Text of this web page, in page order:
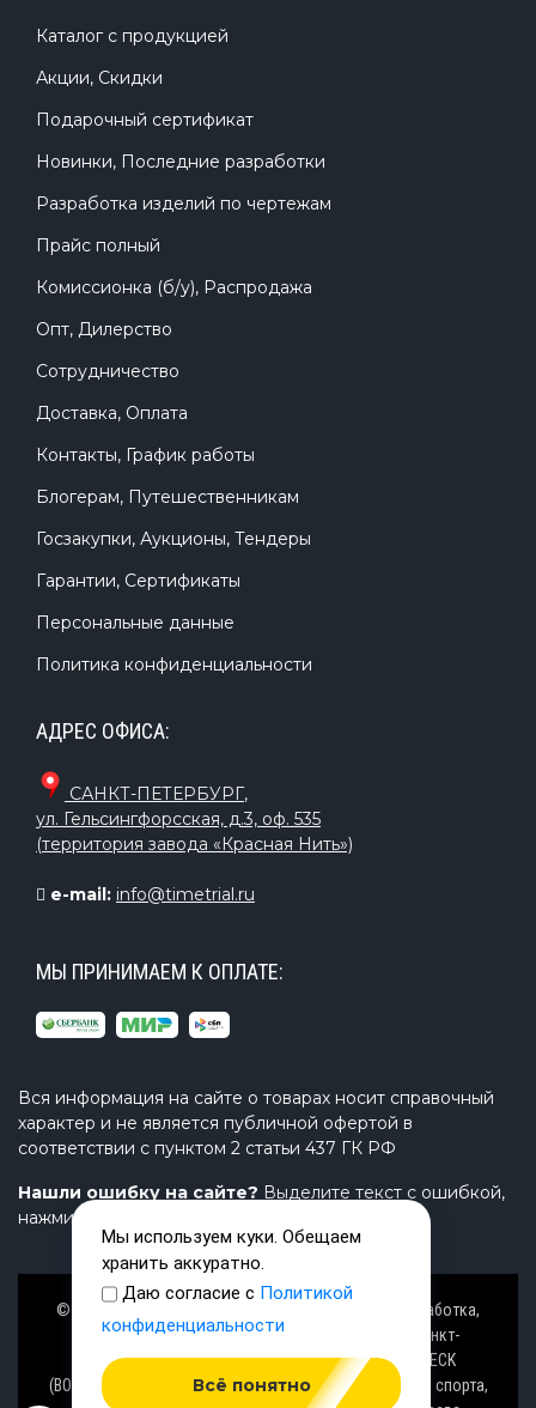
Каталог с продукцией
Акции, Скидки
Подарочный сертификат
Новинки, Последние разработки
Разработка изделий по чертежам
Прайс полный
Комиссионка (б/у), Распродажа
Опт, Дилерство
Сотрудничество
Доставка, Оплата
Контакты, График работы
Блогерам, Путешественникам
Госзакупки, Аукционы, Тендеры
Гарантии, Сертификаты
Персональные данные
Политика конфиденциальности
АДРЕС ОФИСА:
САНКТ-ПЕТЕРБУРГ,
ул. Гельсингфорсская, д.3, оф. 535
(территория завода «Красная Нить»)
e-mail: info@timetrial.ru
МЫ ПРИНИМАЕМ К ОПЛАТЕ:
Вся информация на сайте о товарах носит справочный
характер и не является публичной офертой в
соответствии с пунктом 2 статьи 437 ГК РФ
Нашли ошибку на сайте? Выделите текст с ошибкой,
нажмите Ctrl+Enter и напишите нам.
© Завод TimeTrial (ТаймТриал) - производство, разработка,
проектирование надувных изделий, товаров в Санкт-
Петербурге с 2000 г. из ПВХ (PVC), ТПУ (TPU), AIRDECK
(ВОЗДУШНАЯ ПАЛУБА), OXFORD (ОКСФОРД) ткани для спорта,
Мы используем куки. Обещаем
хранить аккуратно.
Даю согласие с Политикой
конфиденциальности
Всё понятно